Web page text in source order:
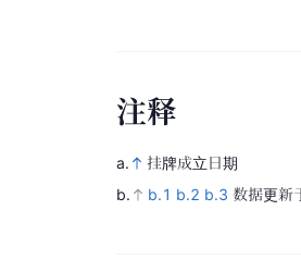
注释
a.
挂牌成立日期
b.
b.1 b.2 b.3 数据更新